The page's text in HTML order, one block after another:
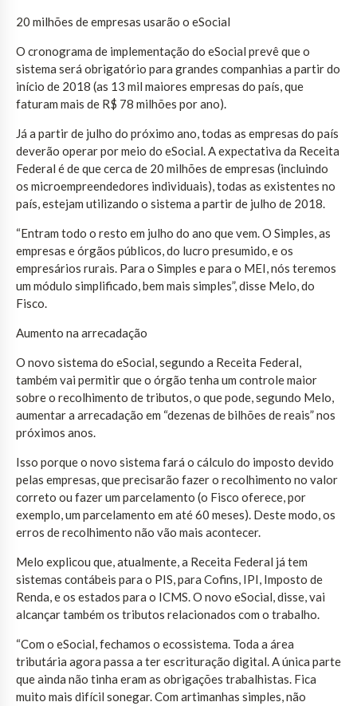
20 milhões de empresas usarão o eSocial
O cronograma de implementação do eSocial prevê que o
sistema será obrigatório para grandes companhias a partir do
início de 2018 (as 13 mil maiores empresas do país, que
faturam mais de R$ 78 milhões por ano).
Já a partir de julho do próximo ano, todas as empresas do país
deverão operar por meio do eSocial. A expectativa da Receita
Federal é de que cerca de 20 milhões de empresas (incluindo
os microempreendedores individuais), todas as existentes no
país, estejam utilizando o sistema a partir de julho de 2018.
“Entram todo o resto em julho do ano que vem. O Simples, as
empresas e órgãos públicos, do lucro presumido, e os
empresários rurais. Para o Simples e para o MEI, nós teremos
um módulo simplificado, bem mais simples”, disse Melo, do
Fisco.
Aumento na arrecadação
O novo sistema do eSocial, segundo a Receita Federal,
também vai permitir que o órgão tenha um controle maior
sobre o recolhimento de tributos, o que pode, segundo Melo,
aumentar a arrecadação em “dezenas de bilhões de reais” nos
próximos anos.
Isso porque o novo sistema fará o cálculo do imposto devido
pelas empresas, que precisarão fazer o recolhimento no valor
correto ou fazer um parcelamento (o Fisco oferece, por
exemplo, um parcelamento em até 60 meses). Deste modo, os
erros de recolhimento não vão mais acontecer.
Melo explicou que, atualmente, a Receita Federal já tem
sistemas contábeis para o PIS, para Cofins, IPI, Imposto de
Renda, e os estados para o ICMS. O novo eSocial, disse, vai
alcançar também os tributos relacionados com o trabalho.
“Com o eSocial, fechamos o ecossistema. Toda a área
tributária agora passa a ter escrituração digital. A única parte
que ainda não tinha eram as obrigações trabalhistas. Fica
muito mais difícil sonegar. Com artimanhas simples, não